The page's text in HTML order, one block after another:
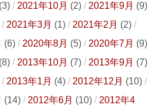
(3) 2021年10月 (2) 2021年9月 (9)
2021年3月 (1) 2021年2月 (2)
(6) 2020年8月 (5) 2020年7月 (9)
(8) 2013年10月 (7) 2013年9月 (7)
2013年1月 (4) 2012年12月 (10)
(14) 2012年6月 (10) 2012年4